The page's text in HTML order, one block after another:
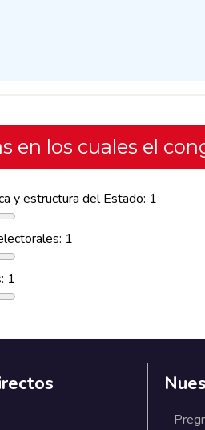
en los cuales el
y estructura del Estado: 1
1
1